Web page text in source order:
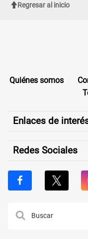
Regresar al inicio
Quiénes somos
Enlaces de
Redes Sociales